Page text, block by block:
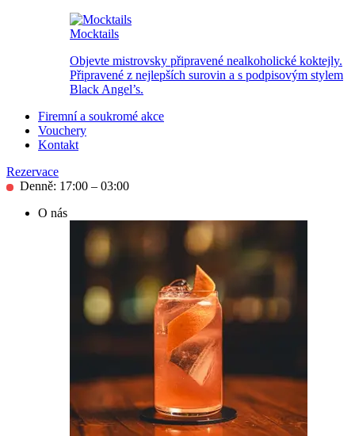
Mocktails
Objevte mistrovsky připravené nealkoholické koktejly.
Připravené z nejlepších surovin a s podpisovým stylem
Black Angel’s.
Firemní a soukromé akce
Vouchery
Kontakt
Rezervace
Denně: 17:00 – 03:00
O nás